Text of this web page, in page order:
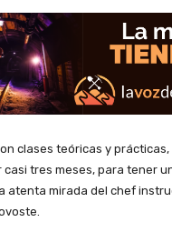
clases teóricas y prácticas,
tres meses, para tener
atenta mirada del chef